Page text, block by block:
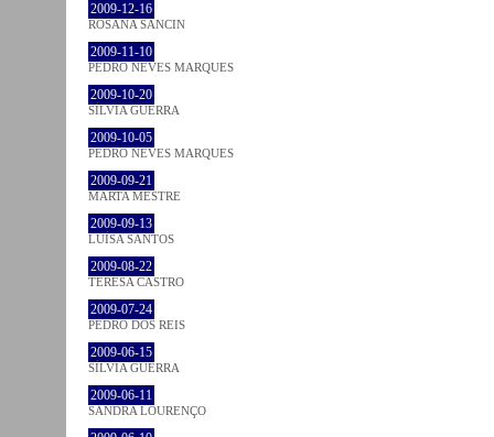
2009-12-16
ROSANA SANCIN
2009-11-10
PEDRO NEVES MARQUES
2009-10-20
SÍLVIA GUERRA
2009-10-05
PEDRO NEVES MARQUES
2009-09-21
MARTA MESTRE
2009-09-13
LUÍSA SANTOS
2009-08-22
TERESA CASTRO
2009-07-24
PEDRO DOS REIS
2009-06-15
SÍLVIA GUERRA
2009-06-11
SANDRA LOURENÇO